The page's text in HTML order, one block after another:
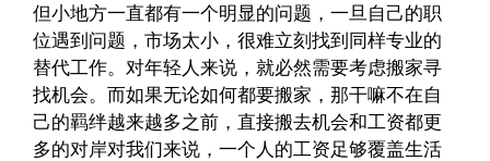
但小地方一直都有一个明显的问题，一旦自己的职
位遇到问题，市场太小，很难立刻找到同样专业的
替代工作。对年轻人来说，就必然需要考虑搬家寻
找机会。而如果无论如何都要搬家，那干嘛不在自
己的羁绊越来越多之前，直接搬去机会和工资都更
多的对岸对我们来说，一个人的工资足够覆盖生活